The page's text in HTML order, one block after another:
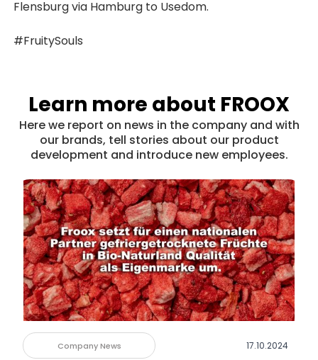
Flensburg via Hamburg to Usedom.
#FruitySouls
Learn more about FROOX
Here we report on news in the company and with
our brands, tell stories about our product
development and introduce new employees.
Company News 17.10.2024